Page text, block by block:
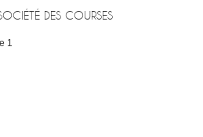
DES COURSES
1